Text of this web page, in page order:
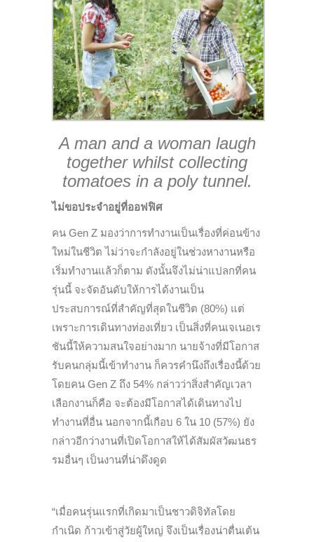
A man and a woman laugh
together whilst collecting
tomatoes in a poly tunnel.
ไม่ขอประจำอยู่ที่ออฟฟิศ
คน Gen Z มองว่าการทำงานเป็นเรื่องที่ค่อนข้าง
ใหม่ในชีวิต ไม่ว่าจะกำลังอยู่ในช่วงหางานหรือ
เริ่มทำงานแล้วก็ตาม ดังนั้นจึงไม่น่าแปลกที่คน
รุ่นนี้ จะจัดอันดับให้การได้งานเป็น
ประสบการณ์ที่สำคัญที่สุดในชีวิต (80%) แต่
เพราะการเดินทางท่องเที่ยว เป็นสิ่งที่คนเจเนอเร
ชันนี้ให้ความสนใจอย่างมาก นายจ้างที่มีโอกาส
รับคนกลุ่มนี้เข้าทำงาน ก็ควรคำนึงถึงเรื่องนี้ด้วย
โดยคน Gen Z ถึง 54% กล่าวว่าสิ่งสำคัญเวลา
เลือกงานก็คือ จะต้องมีโอกาสได้เดินทางไป
ทำงานที่อื่น นอกจากนี้เกือบ 6 ใน 10 (57%) ยัง
กล่าวอีกว่างานที่เปิดโอกาสให้ได้สัมผัสวัฒนธร
รมอื่นๆ เป็นงานที่น่าดึงดูด
“เมื่อคนรุ่นแรกที่เกิดมาเป็นชาวดิจิทัลโดย
กำเนิด ก้าวเข้าสู่วัยผู้ใหญ่ จึงเป็นเรื่องน่าตื่นเต้น